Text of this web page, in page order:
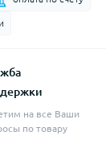
на все Ваши
по товару